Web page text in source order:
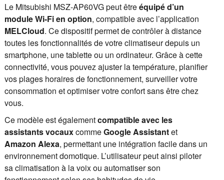
Le Mitsubishi MSZ-AP60VG peut êtreéquipé d’un
module Wi-Fi en option, compatible avec l’application
MELCloud. Ce dispositif permet de contrôler à distance
toutes les fonctionnalités de votre climatiseur depuis un
smartphone, une tablette ou un ordinateur. Grâce à cette
connectivité, vous pouvez ajuster la température, planifier
vos plages horaires de fonctionnement, surveiller votre
consommation et optimiser votre confort sans être chez
vous.
Ce modèle est égalementcompatible avec les
assistants vocauxcommeGoogle Assistantet
Amazon Alexa, permettant une intégration facile dans un
environnement domotique. L’utilisateur peut ainsi piloter
sa climatisation à la voix ou automatiser son